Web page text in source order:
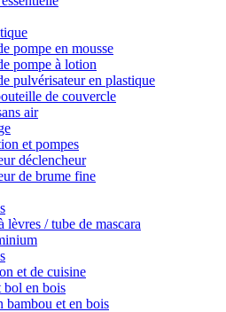
pompe en mousse
pompe à lotion
pulvérisateur en plastique
de couvercle
air
et pompes
déclencheur
de brume fine
lèvres / tube de mascara
et de cuisine
bol en bois
bambou et en bois